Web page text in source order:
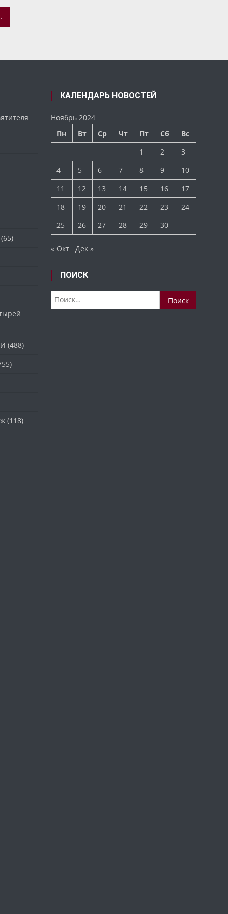
ГИМНАЗИИ
(488)
(118)
КАЛЕНДАРЬ НОВОСТЕЙ
Ноябрь 2024
Пн
Вт Ср Чт Пт Сб
Вс
1
2
3
4
5 6 7 8 9
10
11
12 13 14 15 16
17
18
19 20 21 22 23
24
25
26 27 28 29 30
« Окт Дек »
ПОИСК
Найти: